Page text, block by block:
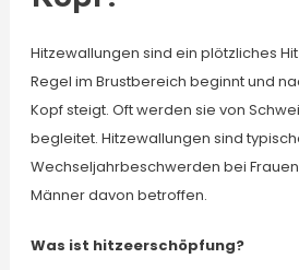
Hitzewallungen sind ein plötzliches
Regel im Brustbereich beginnt und
Kopf steigt. Oft werden sie von
begleitet. Hitzewallungen sind
Wechseljahrbeschwerden bei
Männer davon betroffen.
Was ist hitzeerschöpfung?